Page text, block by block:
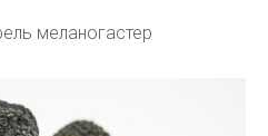
меланогастер